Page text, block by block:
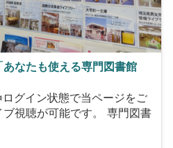
あなたも使える専門図書館
ログイン状態で当ページをご
視聴が可能です。 専門図書